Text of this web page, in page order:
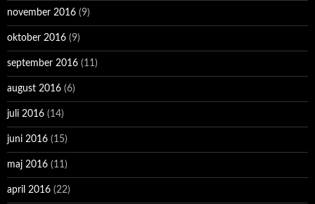
november 2016 (9)
oktober 2016 (9)
september 2016 (11)
august 2016 (6)
juli 2016 (14)
juni 2016 (15)
maj 2016 (11)
april 2016 (22)